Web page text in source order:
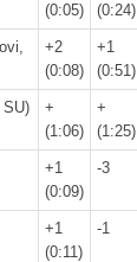
(0:05)
(0:24)
+2
(0:08)
+1
(0:51)
+
(1:06)
+
(1:25)
+1
(0:09)
-3
+1
(0:11)
-1